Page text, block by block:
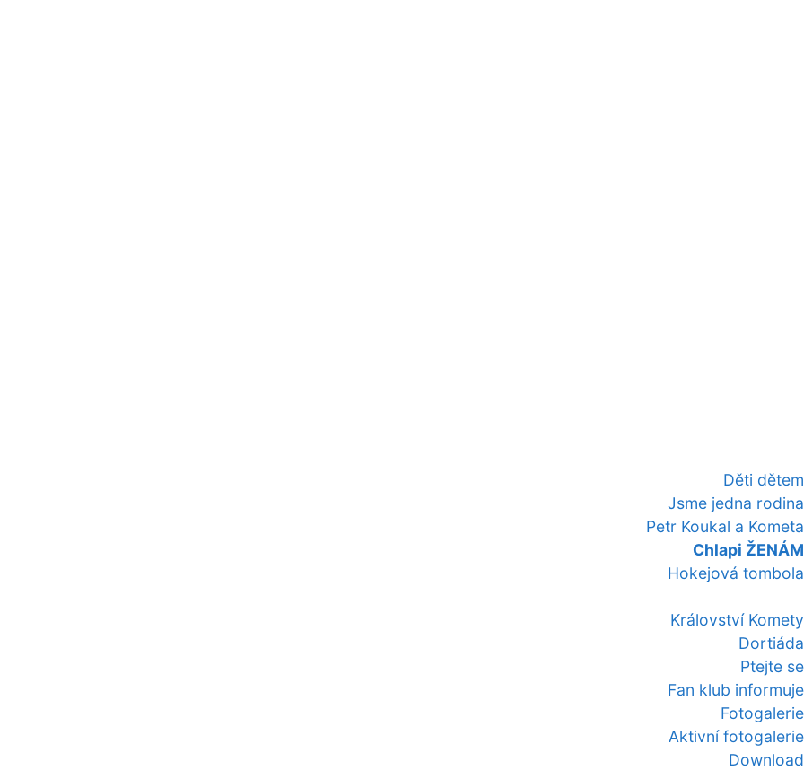
Děti dětem
Jsme jedna rodina
Petr Koukal a Kometa
Chlapi ŽENÁM
Hokejová tombola
Království Komety
Dortiáda
Ptejte se
Fan klub informuje
Fotogalerie
Aktivní fotogalerie
Download